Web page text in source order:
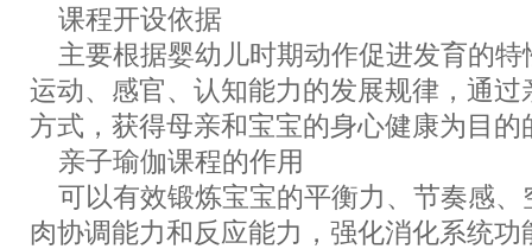
课程开设依据
主要根据婴幼儿时期动作促进发育的特
运动、感官、认知能力的发展规律，通
方式，获得母亲和宝宝的身心健康为目
亲子瑜伽课程的作用
可以有效锻炼宝宝的平衡力、节奏感、
肉协调能力和反应能力，强化消化系统